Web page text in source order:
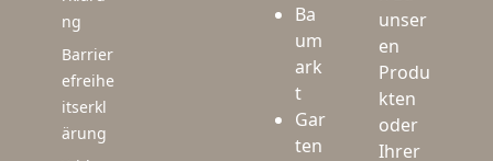
ng
Barrier
efreihe
itserkl
ärung
Ba
um
ark
t
Gar
ten
unser
en
Produ
kten
oder
Ihrer